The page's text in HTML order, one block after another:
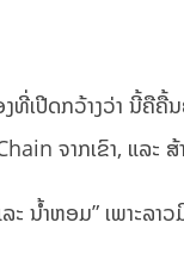
ທີ່ເປີດກວ້າງວ່າ ນີ້
ຈາກເຂົາ, ແລະ
ນ້ຳຫອມ” ເພາະລ